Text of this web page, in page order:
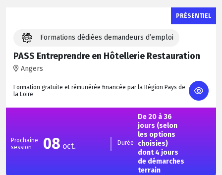
Prochaine
session
08 oct. Durée
De 20 à 36
jours (selon
les options
choisies)
dont 4 jours
de démarches
terrain
PRÉSENTIEL
Formations dédiées demandeurs d’emploi
PASS Entreprendre en Hôtellerie Restauration
Angers
Formation gratuite et rémunérée financée par la Région Pays de
la Loire